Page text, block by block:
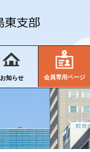
お知らせ 会員専用ページ